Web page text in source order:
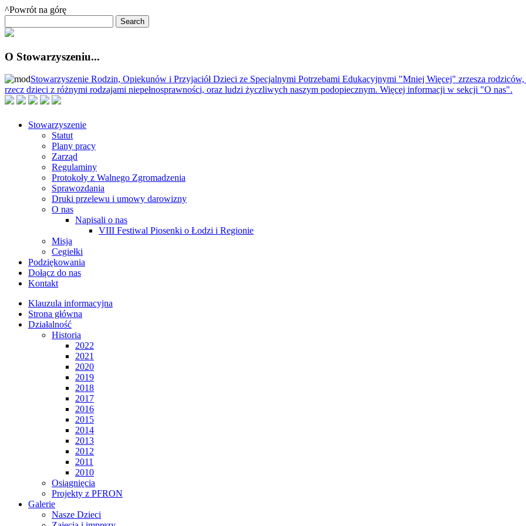
^Powrót na górę
O Stowarzyszeniu...
Stowarzyszenie Rodzin, Opiekunów i Przyjaciół Dzieci ze Specjalnymi Potrzebami Edukacyjnymi "Mniej Więcej" zrzesza
rzecz dzieci z różnymi rodzajami niepełnosprawności, oraz ludzi życzliwych naszym podopiecznym. Więcej informacji w sekcji "O nas".
Stowarzyszenie
Statut
Plany pracy
Zarząd
Regulaminy
Protokoły z Walnego Zgromadzenia
Sprawozdania
Druki przelewu i umowy darowizny
O nas
Napisali o nas
VIII Festiwal Piosenki o Łodzi i Regionie
Misja
Cegiełki
Podziękowania
Dołącz do nas
Kontakt
Klauzula informacyjna
Strona główna
Działalność
Historia
2022
2021
2020
2019
2018
2017
2016
2015
2014
2013
2012
2011
2010
Osiągnięcia
Projekty z PFRON
Galerie
Nasze Dzieci